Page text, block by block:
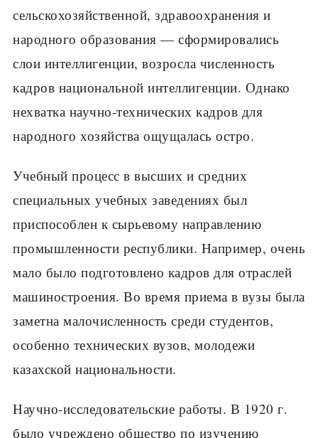
сельскохозяйственной, здравоохранения и
народного образования — сформировались
слои интеллигенции, возросла численность
кадров национальной интеллигенции. Однако
нехватка научно-технических кадров для
народного хозяйства ощущалась остро.
Учебный процесс в высших и средних
специальных учебных заведениях был
приспособлен к сырьевому направлению
промышленности республики. Например, очень
мало было подготовлено кадров для отраслей
машиностроения. Во время приема в вузы была
заметна малочисленность среди студентов,
особенно технических вузов, молодежи
казахской национальности.
Научно-исследовательские работы. В 1920 г.
было учреждено общество по изучению